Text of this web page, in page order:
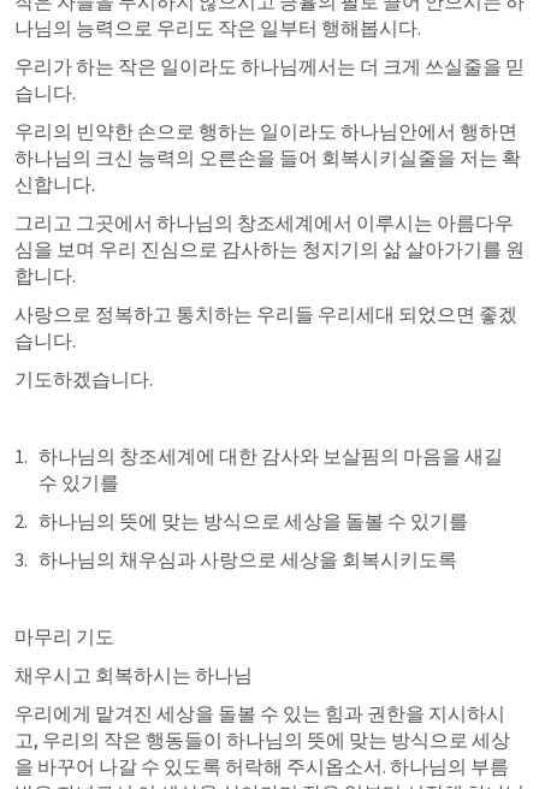
나님의 능력으로 우리도 작은 일부터 행해봅시다.
우리가 하는 작은 일이라도 하나님께서는 더 크게 쓰실줄을 믿
습니다.
우리의 빈약한 손으로 행하는 일이라도 하나님안에서 행하면
하나님의 크신 능력의 오른손을 들어 회복시키실줄을 저는 확
신합니다.
그리고 그곳에서 하나님의 창조세계에서 이루시는 아름다우
심을 보며 우리 진심으로 감사하는 청지기의 삶 살아가기를 원
합니다.
사랑으로 정복하고 통치하는 우리들 우리세대 되었으면 좋겠
습니다.
기도하겠습니다.
하나님의 창조세계에 대한 감사와 보살핌의 마음을 새길
수 있기를
하나님의 뜻에 맞는 방식으로 세상을 돌볼 수 있기를
하나님의 채우심과 사랑으로 세상을 회복시키도록
마무리 기도
채우시고 회복하시는 하나님
우리에게 맡겨진 세상을 돌볼 수 있는 힘과 권한을 지시하시
고, 우리의 작은 행동들이 하나님의 뜻에 맞는 방식으로 세상
을 바꾸어 나갈 수 있도록 허락해 주시옵소서. 하나님의 부름